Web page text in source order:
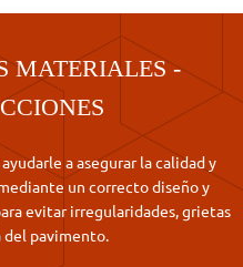
MATERIALES -
a asegurar la calidad y
un correcto diseño y
evitar irregularidades, grietas
del pavimento.